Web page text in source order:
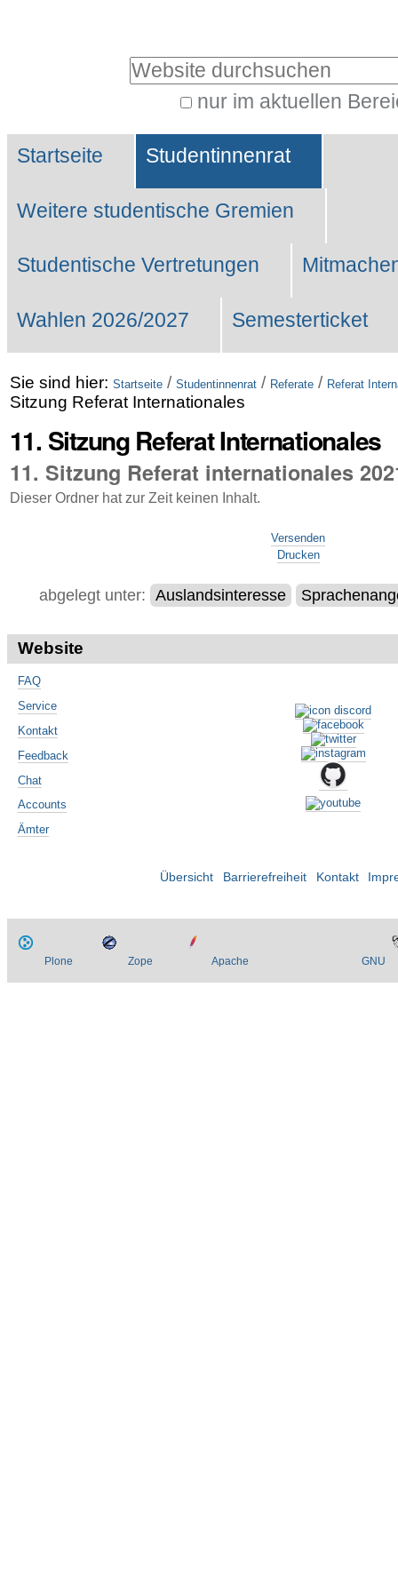
Website durchsuchen
nur im aktuellen
Suche…
Sektionen
Startseite Studentinnenrat
Weitere studentische Gremien
Studentische Vertretungen
Wahlen 2026/2027 Semesterticket
Sie sind hier: Startseite / Studentinnenrat / Referate / Referat
Sitzung Referat Internationales
11. Sitzung Referat Internationales
11. Sitzung Referat internationales
Dieser Ordner hat zur Zeit keinen Inhalt.
Versenden
Drucken
abgelegt unter: Auslandsinteresse
Website
FAQ
Service
Kontakt
Feedback
Chat
Accounts
Ämter
Übersicht Barrierefreiheit Kontakt
Plone Zope Apache GNU